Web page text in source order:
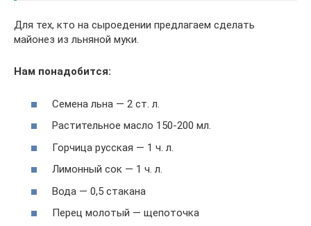
Для тех, кто на сыроедении предлагаем сделать
майонез из льняной муки.
Нам понадобится:
Семена льна — 2 ст. л.
Растительное масло 150-200 мл.
Горчица русская — 1 ч. л.
Лимонный сок — 1 ч. л.
Вода — 0,5 стакана
Перец молотый — щепоточка